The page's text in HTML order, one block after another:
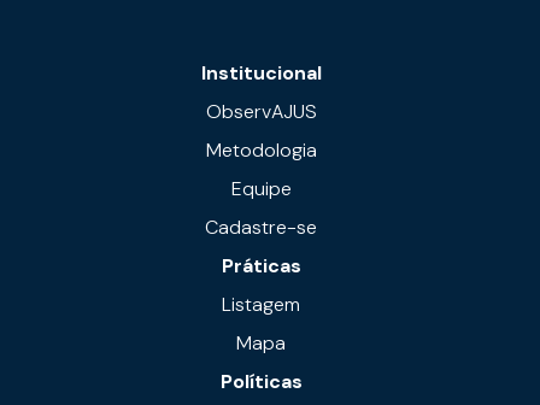
Institucional
ObservAJUS
Metodologia
Equipe
Cadastre-se
Práticas
Listagem
Mapa
Políticas